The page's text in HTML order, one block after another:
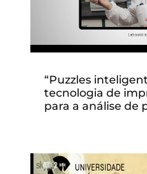
“Puzzles
tecnologia de
para a análise de